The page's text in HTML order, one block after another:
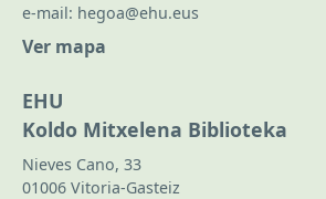
e-mail: hegoa@ehu.eus
Ver mapa
EHU
Koldo Mitxelena Biblioteka
Nieves Cano, 33
01006 Vitoria-Gasteiz